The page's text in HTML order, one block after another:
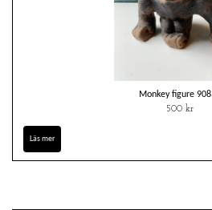
Monkey figure
500 kr
Läs mer